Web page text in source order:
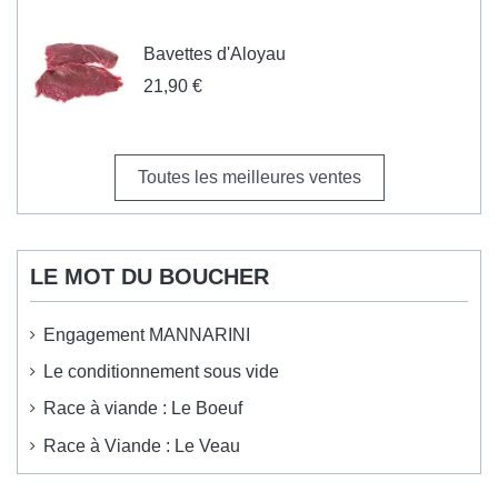
Bavettes d'Aloyau
21,90 €
Toutes les meilleures ventes
LE MOT DU BOUCHER
Engagement MANNARINI
Le conditionnement sous vide
Race à viande : Le Boeuf
Race à Viande : Le Veau